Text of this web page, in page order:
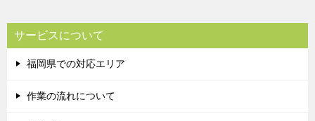
サービスについて
福岡県での対応エリア
作業の流れについて